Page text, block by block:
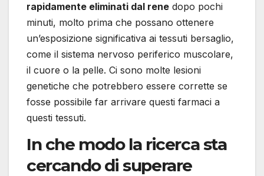
rapidamente eliminati dal rene dopo pochi
minuti, molto prima che possano ottenere
un’esposizione significativa ai tessuti bersaglio,
come il sistema nervoso periferico muscolare,
il cuore o la pelle. Ci sono molte lesioni
genetiche che potrebbero essere corrette se
fosse possibile far arrivare questi farmaci a
questi tessuti.
In che modo la ricerca sta
cercando di superare